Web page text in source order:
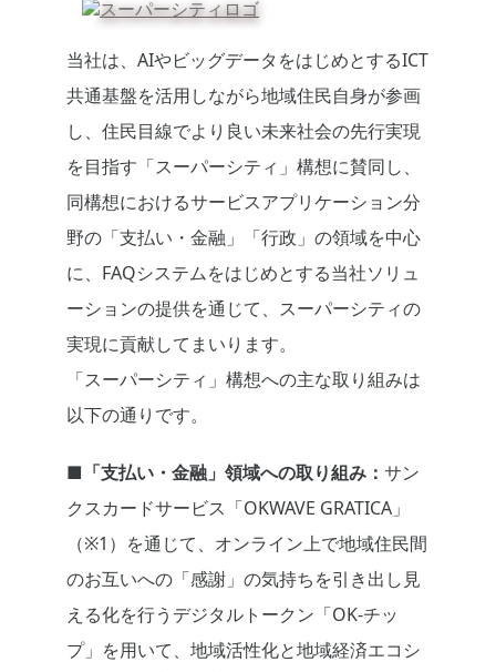
当社は、AIやビッグデータをはじめとするICT
共通基盤を活用しながら地域住民自身が参画
し、住民目線でより良い未来社会の先行実現
を目指す「スーパーシティ」構想に賛同し、
同構想におけるサービスアプリケーション分
野の「支払い・金融」「行政」の領域を中心
に、FAQシステムをはじめとする当社ソリュ
ーションの提供を通じて、スーパーシティの
実現に貢献してまいります。
「スーパーシティ」構想への主な取り組みは
以下の通りです。
■「支払い・金融」領域への取り組み： サン
クスカードサービス「OKWAVE GRATICA」
（※1）を通じて、オンライン上で地域住民間
のお互いへの「感謝」の気持ちを引き出し見
える化を行うデジタルトークン「OK-チッ
プ」を用いて、地域活性化と地域経済エコシ